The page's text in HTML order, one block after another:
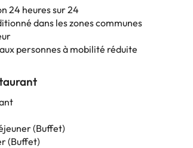
24 heures sur 24
dans les zones communes
personnes à mobilité réduite
(Buffet)
(Buffet)